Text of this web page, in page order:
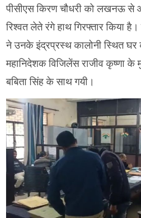
पीसीएस किरण चौधरी को लखनऊ से
रिश्वत लेते रंगे हाथ गिरफ्तार किया है।
ने उनके इंद्रप्रस्थ कालोनी स्थित घर
महानिदेशक विजिलेंस राजीव कृष्णा के
बबिता सिंह के साथ गयी।